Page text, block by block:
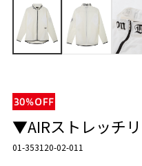
▼AIRストレッチ
01-353120-02-011